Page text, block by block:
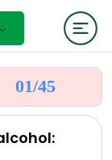
01/45